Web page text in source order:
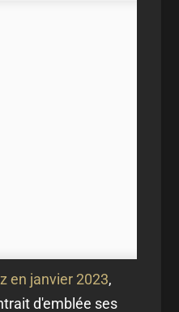
en janvier 2023,
d'emblée ses